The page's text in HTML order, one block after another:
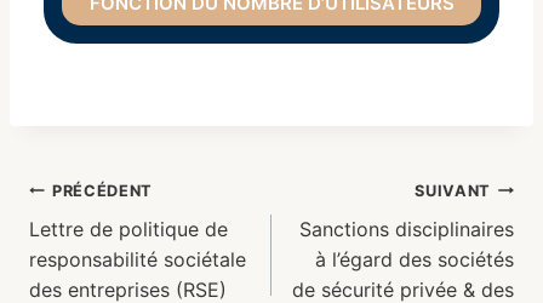
PRÉCÉDENT
Lettre de politique de
responsabilité sociétale
des entreprises (RSE)
SUIVANT
Sanctions disciplinaires
à l’égard des sociétés
de sécurité privée & des